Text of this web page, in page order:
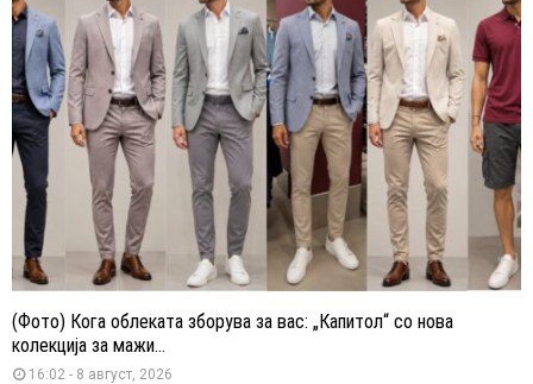
(Фото) Кога облеката зборува за вас: „Капитол“ со нова
колекција за мажи...
16:02 - 8 август, 2026